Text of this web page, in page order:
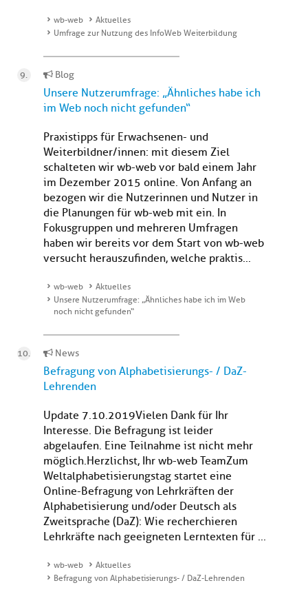
wb-web
Aktuelles
Umfrage zur Nutzung des InfoWeb Weiterbildung
Blog
Unsere Nutzerumfrage: „Ähnliches habe ich
im Web noch nicht gefunden“
Praxistipps für Erwachsenen- und
Weiterbildner/innen: mit diesem Ziel
schalteten wir wb-web vor bald einem Jahr
im Dezember 2015 online. Von Anfang an
bezogen wir die Nutzerinnen und Nutzer in
die Planungen für wb-web mit ein. In
Fokusgruppen und mehreren Umfragen
haben wir bereits vor dem Start von wb-web
versucht herauszufinden, welche praktis...
wb-web
Aktuelles
Unsere Nutzerumfrage: „Ähnliches habe ich im Web
noch nicht gefunden“
News
Befragung von Alphabetisierungs- / DaZ-
Lehrenden
Update 7.10.2019Vielen Dank für Ihr
Interesse. Die Befragung ist leider
abgelaufen. Eine Teilnahme ist nicht mehr
möglich.Herzlichst, Ihr wb-web TeamZum
Weltalphabetisierungstag startet eine
Online-Befragung von Lehrkräften der
Alphabetisierung und/oder Deutsch als
Zweitsprache (DaZ): Wie recherchieren
Lehrkräfte nach geeigneten Lerntexten für ...
wb-web
Aktuelles
Befragung von Alphabetisierungs- / DaZ-Lehrenden